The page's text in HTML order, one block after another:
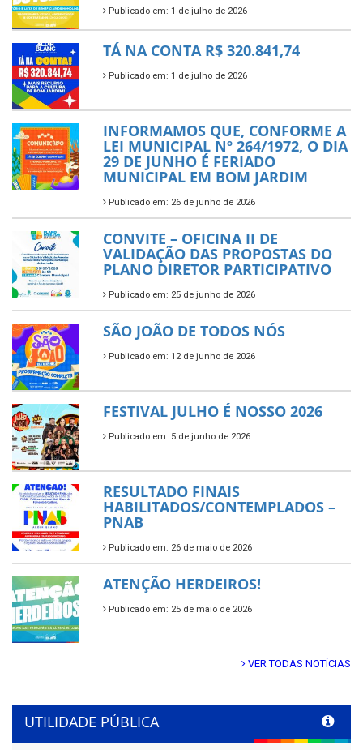
Publicado em: 1 de julho de 2026
TÁ NA CONTA R$ 320.841,74
Publicado em: 1 de julho de 2026
INFORMAMOS QUE, CONFORME A
LEI MUNICIPAL Nº 264/1972, O DIA
29 DE JUNHO É FERIADO
MUNICIPAL EM BOM JARDIM
Publicado em: 26 de junho de 2026
CONVITE – OFICINA II DE
VALIDAÇÃO DAS PROPOSTAS DO
PLANO DIRETOR PARTICIPATIVO
Publicado em: 25 de junho de 2026
SÃO JOÃO DE TODOS NÓS
Publicado em: 12 de junho de 2026
FESTIVAL JULHO É NOSSO 2026
Publicado em: 5 de junho de 2026
RESULTADO FINAIS
HABILITADOS/CONTEMPLADOS –
PNAB
Publicado em: 26 de maio de 2026
ATENÇÃO HERDEIROS!
Publicado em: 25 de maio de 2026
VER TODAS NOTÍCIAS
UTILIDADE PÚBLICA